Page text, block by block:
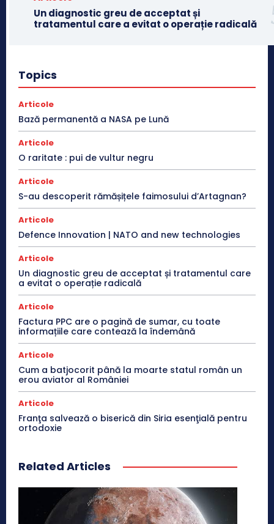
Un diagnostic greu de acceptat și
tratamentul care a evitat o operație radicală
Topics
Articole
Bază permanentă a NASA pe Lună
Articole
O raritate : pui de vultur negru
Articole
S-au descoperit rămășițele faimosului d’Artagnan?
Articole
Defence Innovation | NATO and new technologies
Articole
Un diagnostic greu de acceptat și tratamentul care
a evitat o operație radicală
Articole
Factura PPC are o pagină de sumar, cu toate
informațiile care contează la îndemână
Articole
Cum a batjocorit până la moarte statul român un
erou aviator al României
Articole
Franţa salvează o biserică din Siria esenţială pentru
ortodoxie
Related Articles